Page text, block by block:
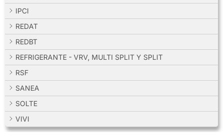
IPCI
REDAT
REDBT
REFRIGERANTE - VRV, MULTI SPLIT Y SPLIT
RSF
SANEA
SOLTE
VIVI